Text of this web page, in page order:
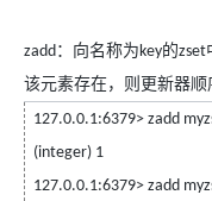
zadd：向名称为key的zset
该元素存在，则更新器顺
127.0.0.1:6379> zadd
(integer) 1
127.0.0.1:6379> zadd